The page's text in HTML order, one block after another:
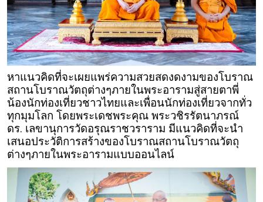
หาแนวคิดที่จะเผยแพร่ความสวยสดงดงามของโบราณ
สถานโบราณวัตถุต่างๆภายในพระอารามสู่สายตาพี่
น้องนักท่องเที่ยวชาวไทยและเพื่อนนักท่องเที่ยวจากทั่ว
ทุกมุมโลก โดยพระเดชพระคุณ พระวชิรรัตนาภรณ์
ดร. เลขานุการวัดอรุณราชวราราม มีแนวคิดที่จะนำ
เสนอประวัติการสร้างของโบราณสถานโบราณวัตถุ
ต่างๆภายในพระอารามแบบออนไลน์